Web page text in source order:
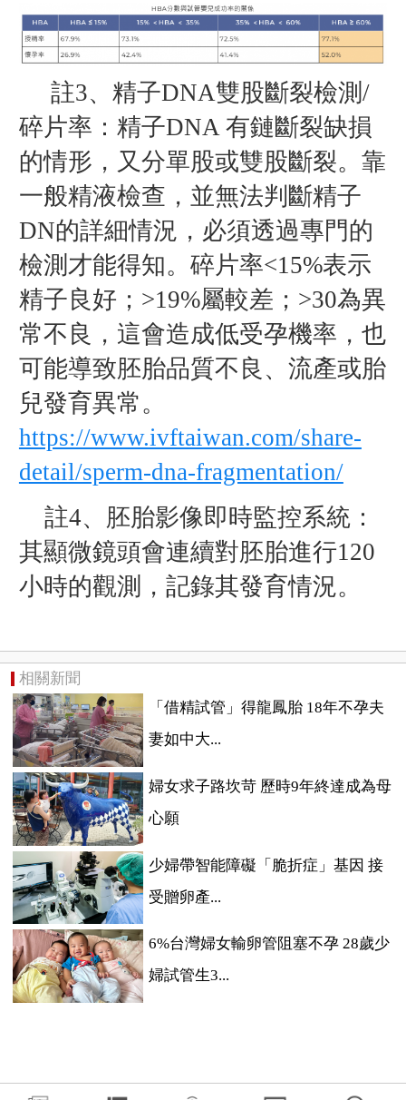
註3、精子DNA雙股斷裂檢測/
碎片率：精子DNA 有鏈斷裂缺損
的情形，又分單股或雙股斷裂。靠
一般精液檢查，並無法判斷精子
DN的詳細情況，必須透過專門的
檢測才能得知。碎片率<15%表示
精子良好；>19%屬較差；>30為異
常不良，這會造成低受孕機率，也
可能導致胚胎品質不良、流產或胎
兒發育異常。
https://www.ivftaiwan.com/share-
detail/sperm-dna-fragmentation/
註4、胚胎影像即時監控系統：
其顯微鏡頭會連續對胚胎進行120
小時的觀測，記錄其發育情況。
相關新聞
「借精試管」得龍鳳胎 18年不孕夫
妻如中大...
婦女求子路坎苛 歷時9年終達成為母
心願
少婦帶智能障礙「脆折症」基因 接
受贈卵產...
6%台灣婦女輸卵管阻塞不孕 28歲少
婦試管生3...